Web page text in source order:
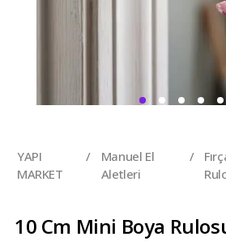
YAPI
MARKET
/
Manuel El
Aletleri
/
10 Cm Mini Boya